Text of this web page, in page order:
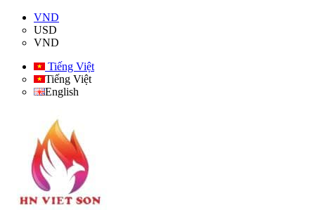
VND
USD
VND
Tiếng Việt
Tiếng Việt
English